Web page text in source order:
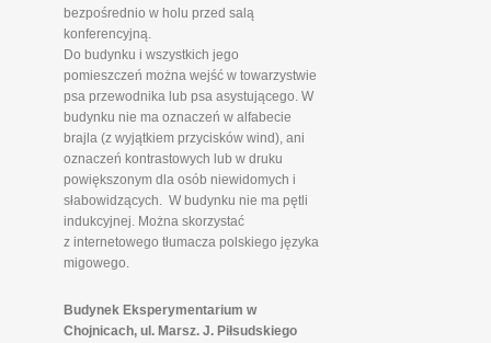
bezpośrednio w holu przed salą
konferencyjną.
Do budynku i wszystkich jego
pomieszczeń można wejść w towarzystwie
psa przewodnika lub psa asystującego. W
budynku nie ma oznaczeń w alfabecie
brajla (z wyjątkiem przycisków wind), ani
oznaczeń kontrastowych lub w druku
powiększonym dla osób niewidomych i
słabowidzących. W budynku nie ma pętli
indukcyjnej. Można skorzystać
z internetowego tłumacza polskiego języka
migowego.
Budynek Eksperymentarium w
Chojnicach, ul. Marsz. J. Piłsudskiego